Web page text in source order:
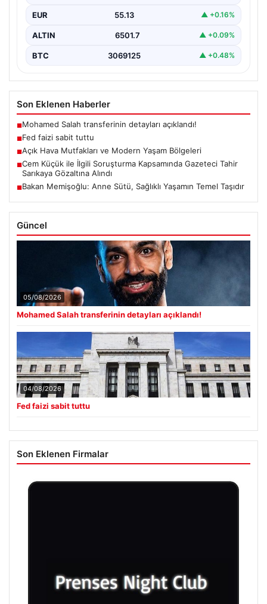
EUR 55.13 ▲ +0.16%
ALTIN 6501.7 ▲ +0.09%
BTC 3069125 ▲ +0.48%
Son Eklenen Haberler
■Mohamed Salah transferinin detayları açıklandı!
■Fed faizi sabit tuttu
■Açık Hava Mutfakları ve Modern Yaşam Bölgeleri
■Cem Küçük ile İlgili Soruşturma Kapsamında Gazeteci Tahir
Sarıkaya Gözaltına Alındı
■Bakan Memişoğlu: Anne Sütü, Sağlıklı Yaşamın Temel Taşıdır
Güncel
05/08/2026
Mohamed Salah transferinin detayları açıklandı!
04/08/2026
Fed faizi sabit tuttu
Son Eklenen Firmalar